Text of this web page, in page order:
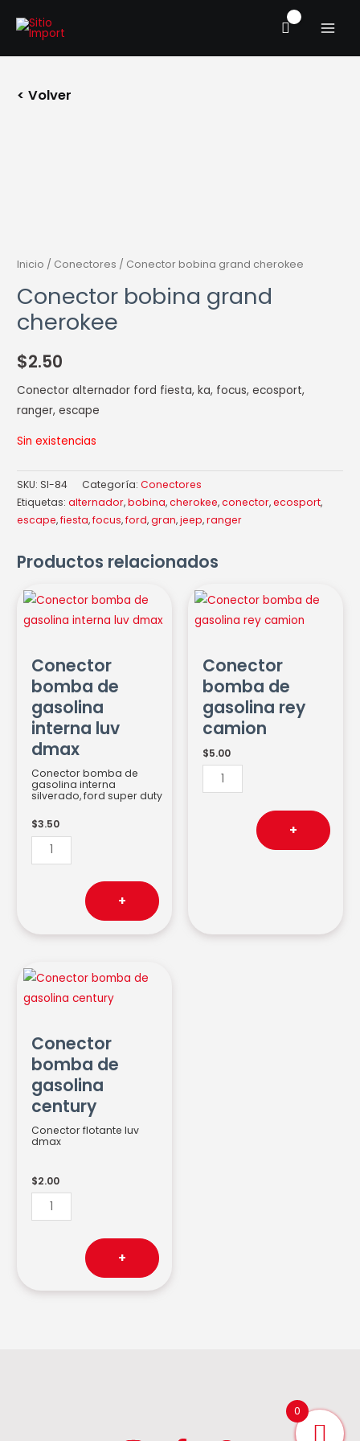
< Volver
Inicio / Conectores / Conector bobina grand cherokee
Conector bobina grand
cherokee
$2.50
Conector alternador ford fiesta, ka, focus, ecosport,
ranger, escape
Sin existencias
SKU: SI-84 Categoría:Conectores
Etiquetas:alternador,bobina,cherokee,conector,ecosport,
escape,fiesta,focus,ford,gran,jeep,ranger
Productos relacionados
Conector
bomba de
gasolina
interna luv
dmax
Conector bomba de
gasolina interna
silverado, ford super duty
$3.50
Conector
bomba
interna
luv
dmax
cantidad
+
Conector
bomba de
gasolina rey
camion
$5.00
Conector
bomba
rey
camion
cantidad
+
Conector
bomba de
gasolina
century
Conector flotante luv
dmax
$2.00
Conector
bomba
century
cantidad
+
0